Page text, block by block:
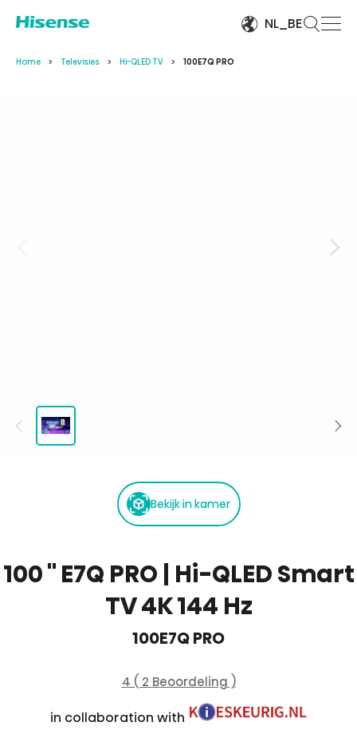
NL_BE
Home Televisies Hi-QLED TV 100E7Q PRO
Bekijk in kamer
100 '' E7Q PRO | Hi-QLED Smart
TV 4K 144 Hz
100E7Q PRO
4 ( 2 Beoordeling )
in collaboration with